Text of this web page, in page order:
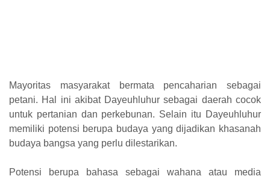
Mayoritas masyarakat bermata pencaharian sebagai
petani. Hal ini akibat Dayeuhluhur sebagai daerah cocok
untuk pertanian dan perkebunan. Selain itu Dayeuhluhur
memiliki potensi berupa budaya yang dijadikan khasanah
budaya bangsa yang perlu dilestarikan.
Potensi berupa bahasa sebagai wahana atau media